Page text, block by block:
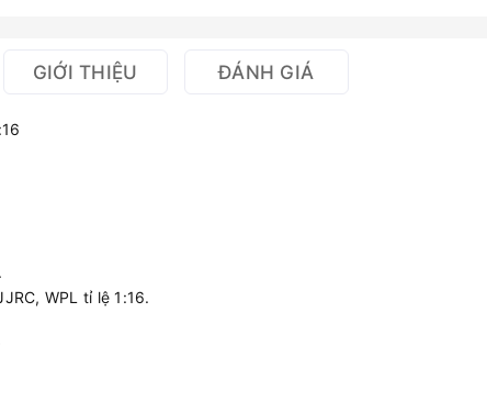
GIỚI THIỆU ĐÁNH GIÁ
WPL tỉ lệ 1:16.